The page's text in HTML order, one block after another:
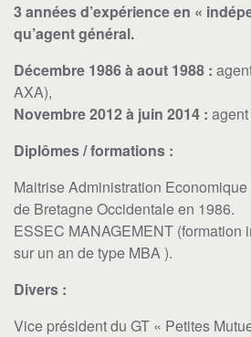
3 années d’expérience en «
qu’agent général.
Décembre 1986 à aout 1988 :
AXA),
Novembre 2012 à juin 2014 :
Diplômes / formations :
Maitrise Administration
de Bretagne Occidentale en 1986.
ESSEC MANAGEMENT (formation
sur un an de type MBA ).
Divers :
Vice président du GT « Petites